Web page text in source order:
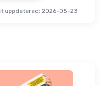
uppdaterad: 2026-05-23